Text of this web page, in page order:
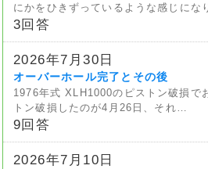
にかをひきずっているような感じにな
3回答
2026年7月30日
オーバーホール完了とその後
1976年式 XLH1000のピストン破損で
トン破損したのが4月26日、それ…
9回答
2026年7月10日